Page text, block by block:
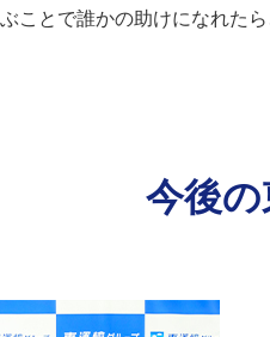
ことで誰かの助けになれたら
今後